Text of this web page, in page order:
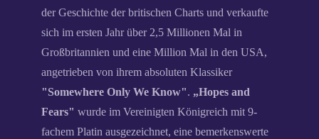
der Geschichte der britischen Charts und verkaufte
sich im ersten Jahr über 2,5 Millionen Mal in
Großbritannien und eine Million Mal in den USA,
angetrieben von ihrem absoluten Klassiker
"Somewhere Only We Know". „Hopes and
Fears" wurde im Vereinigten Königreich mit 9-
fachem Platin ausgezeichnet, eine bemerkenswerte